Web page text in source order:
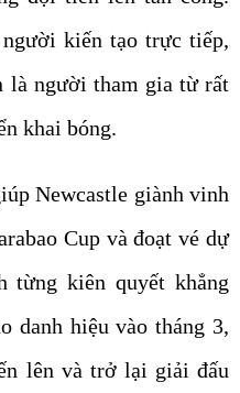
kiến tạo trực tiếp,
là người tham gia từ rất
khai bóng.
Newcastle giành vinh
Cup và đoạt vé dự
từng kiên quyết khẳng
danh hiệu vào tháng 3,
lên và trở lại giải đấu